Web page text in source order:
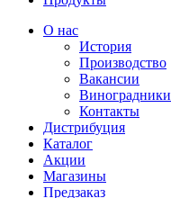
О нас
История
Производство
Вакансии
Виноградники
Контакты
Дистрибуция
Каталог
Акции
Магазины
Предзаказ